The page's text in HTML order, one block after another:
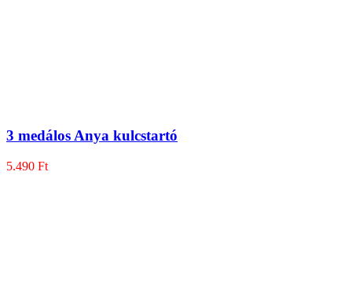
3 medálos Anya kulcstartó
5.490 Ft